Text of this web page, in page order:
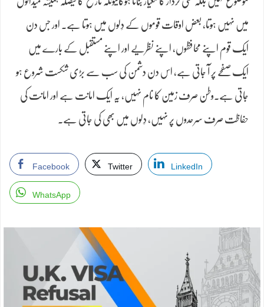
میں نہیں ہوتا، بعض اوقات قوموں کے دِلوں میں ہوتا ہے۔ اور جس دن
ایک قوم اپنے محافظوں، اپنے نظریے اور اپنے مستقبل کے بارے میں
ایک صفحے پر آ جاتی ہے، اس دن دشمن کی سب سے بڑی شکست شروع ہو
جاتی ہے۔وطن صرف زمین کا نام نہیں، یہ ایک امانت ہے اور امانت کی
حفاظت صرف سرحدوں پر نہیں، دِلوں میں بھی کی جاتی ہے۔
Facebook Twitter
LinkedIn
WhatsApp